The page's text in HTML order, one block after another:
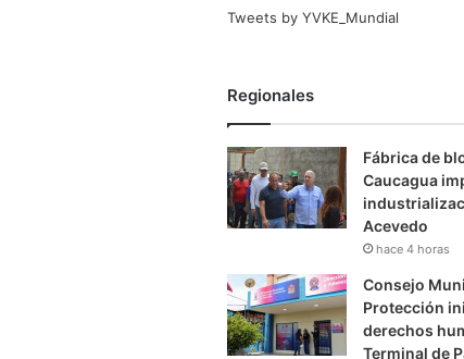
Tweets by YVKE_Mundial
Regionales
Fábrica de
Caucagua
Acevedo
hace 4 horas
Consejo
Protección
derechos
Terminal de